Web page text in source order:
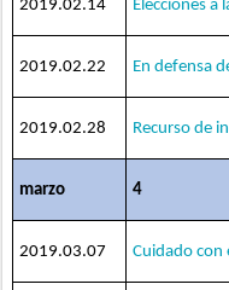
2019.02.14 Elecciones a
2019.02.22 En defensa
2019.02.28 Recurso de
marzo 4
2019.03.07 Cuidado con